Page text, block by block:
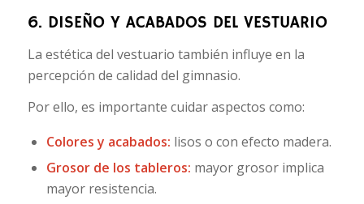
6. DISEÑO Y ACABADOS DEL VESTUARIO
La estética del vestuario también influye en la
percepción de calidad del gimnasio.
Por ello, es importante cuidar aspectos como:
Colores y acabados: lisos o con efecto madera.
Grosor de los tableros: mayor grosor implica
mayor resistencia.